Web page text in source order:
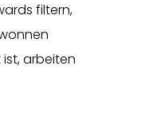
filtern,
arbeiten